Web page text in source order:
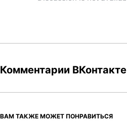
Комментарии ВКонтакте
ВАМ ТАКЖЕ МОЖЕТ ПОНРАВИТЬСЯ